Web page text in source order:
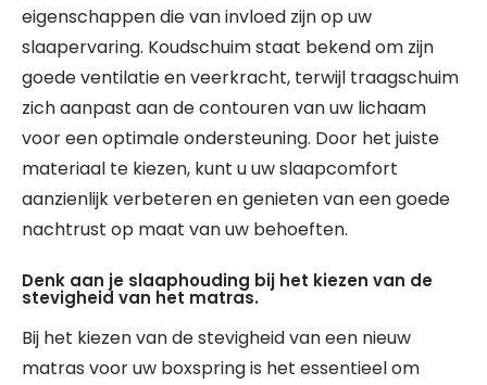
eigenschappen die van invloed zijn op uw
slaapervaring. Koudschuim staat bekend om zijn
goede ventilatie en veerkracht, terwijl traagschuim
zich aanpast aan de contouren van uw lichaam
voor een optimale ondersteuning. Door het juiste
materiaal te kiezen, kunt u uw slaapcomfort
aanzienlijk verbeteren en genieten van een goede
nachtrust op maat van uw behoeften.
Denk aan je slaaphouding bij het kiezen van de
stevigheid van het matras.
Bij het kiezen van de stevigheid van een nieuw
matras voor uw boxspring is het essentieel om